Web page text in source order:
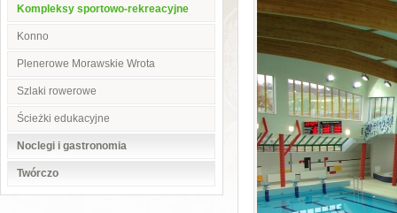
Kompleksy sportowo-rekreacyjne
Konno
Plenerowe Morawskie Wrota
Szlaki rowerowe
Ścieżki edukacyjne
Noclegi i gastronomia
Twórczo